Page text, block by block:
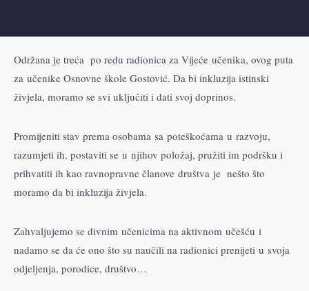
Održana je treća po redu radionica za Vijeće učenika, ovog puta
za učenike Osnovne škole Gostović. Da bi inkluzija istinski
živjela, moramo se svi uključiti i dati svoj doprinos.
Promijeniti stav prema osobama sa poteškoćama u razvoju,
razumjeti ih, postaviti se u njihov položaj, pružiti im podršku i
prihvatiti ih kao ravnopravne članove društva je nešto što
moramo da bi inkluzija živjela.
Zahvaljujemo se divnim učenicima na aktivnom učešću i
nadamo se da će ono što su naučili na radionici prenijeti u svoja
odjeljenja, porodice, društvo…